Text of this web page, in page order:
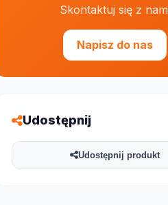
Skontaktuj się z
Napisz do nas
Udostępnij
Udostępnij produkt